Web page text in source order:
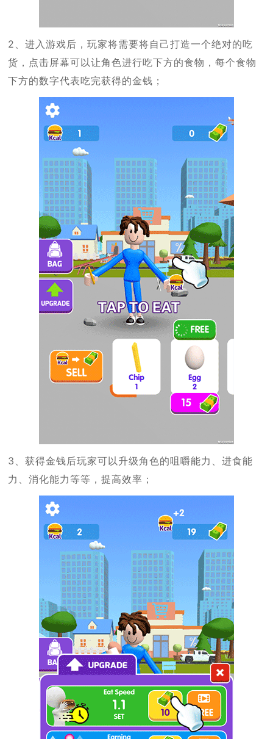
2、进入游戏后，玩家将需要将自己打造一个绝对的吃
货，点击屏幕可以让角色进行吃下方的食物，每个食物
下方的数字代表吃完获得的金钱；
3、获得金钱后玩家可以升级角色的咀嚼能力、进食能
力、消化能力等等，提高效率；